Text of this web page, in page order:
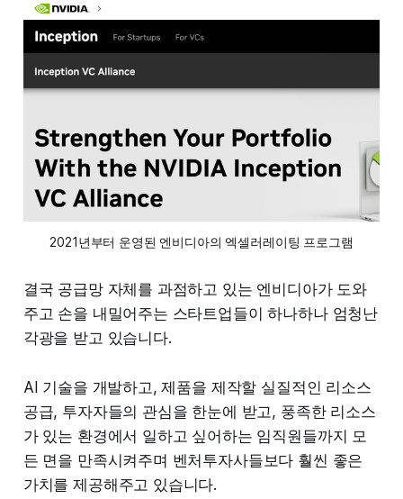
2021년부터 운영된 엔비디아의 엑셀러레이팅 프로그램
결국 공급망 자체를 과점하고 있는 엔비디아가 도와
주고 손을 내밀어주는 스타트업들이 하나하나 엄청난
각광을 받고 있습니다.
AI 기술을 개발하고, 제품을 제작할 실질적인 리소스
공급, 투자자들의 관심을 한눈에 받고, 풍족한 리소스
가 있는 환경에서 일하고 싶어하는 임직원들까지 모
든 면을 만족시켜주며 벤처투자사들보다 훨씬 좋은
가치를 제공해주고 있습니다.